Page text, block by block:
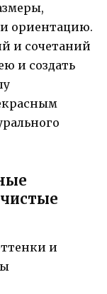
ориентацию.
и сочетаний
и создать